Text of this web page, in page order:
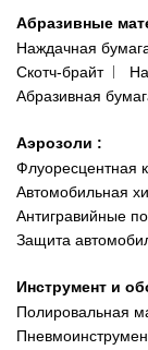
Абразивные
Наждачная
Скотч-брайт
Абразивная
Аэрозоли :
Флуоресцентная
Автомобильная
Антигравийные
Защита
Инструмент и
Полировальная